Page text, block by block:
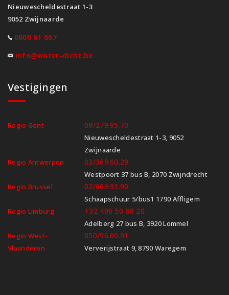
Nieuwescheldestraat 1-3
9052 Zwijnaarde
0800 61 667
info@water-dicht.be
Vestigingen
Regio Gent 09/279.95.70
Nieuwescheldestraat 1-3, 9052
Zwijnaarde
Regio Antwerpen
03/369.60.29
Westpoort 37 bus B, 2070 Zwijndrecht
Regio Brussel
02/669.91.90
Schaapschuur 5/bus1 1790 Affligem
Regio Limburg
+32 496 50 88 20
Adelberg 27 bus B, 3920 Lommel
Regio West-
Vlaanderen
050/96.00.91
Ververijstraat 9, 8790 Waregem